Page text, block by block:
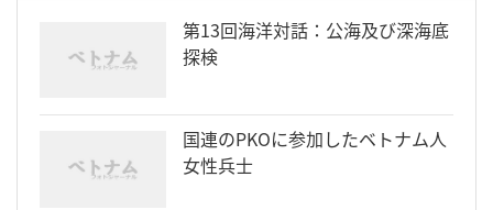
第13回海洋対話：公海及び深海底
探検
国連のPKOに参加したベトナム人
女性兵士